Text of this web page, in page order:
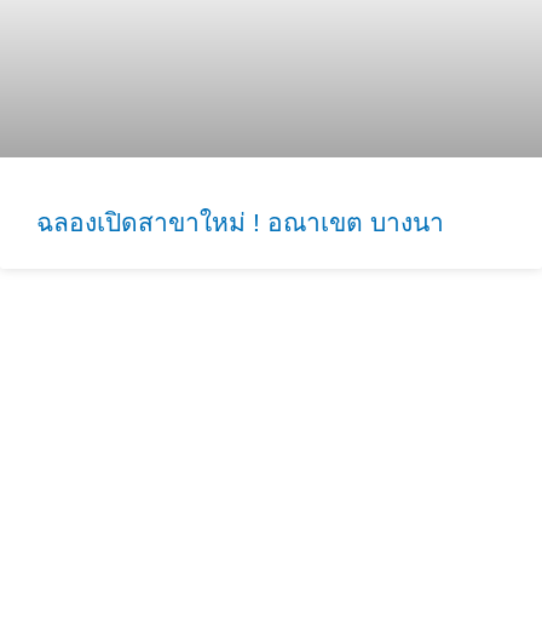
ฉลองเปิดสาขาใหม่ ! อณาเขต บางนา